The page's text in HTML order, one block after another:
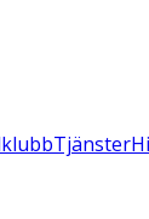
Tjänster